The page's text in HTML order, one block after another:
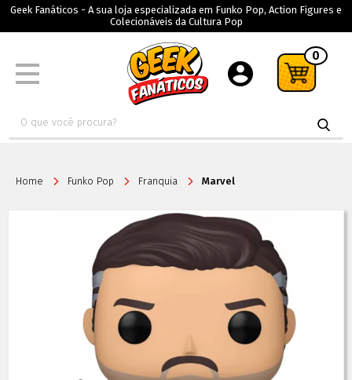
Geek Fanáticos - A sua loja especializada em Funko Pop, Action Figures e
Colecionáveis da Cultura Pop
0
Home Funko Pop Franquia Marvel